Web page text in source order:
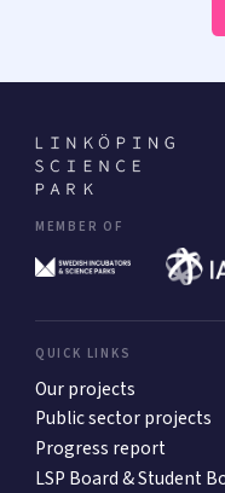
MEMBER OF
QUICK LINKS
Our projects
Public sector projects
Progress report
LSP Board & Student